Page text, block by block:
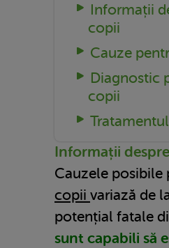
Informații
copii
Cauze
Diagnostic
copii
Informații
Cauzele posibile
copii variază de
potențial fatale
sunt capabili să